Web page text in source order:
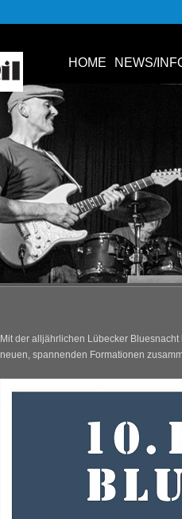
HOME NEWS/
Mit der alljährlichen Lübecker
neuen, spannenden Formationen